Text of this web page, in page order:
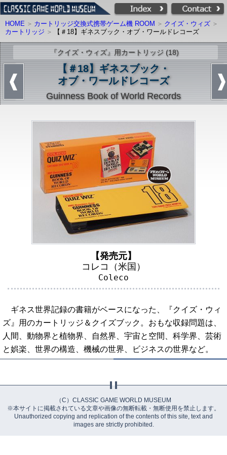
HOME カートリッジ交換式携帯ゲーム機 ROOM
クイズ・ウィズ
カートリッジ
【＃18】ギネスブック・オブ・ワールドレコーズ
『クイズ・ウィズ』用カートリッジ (18)
【＃18】ギネスブック・
オブ・ワールドレコーズ
Guinness Book of World Records
【発売元】
コレコ（米国）
Coleco
ギネス世界記録の書籍がベースになった、『クイズ・ウィ
ズ』用のカートリッジ＆クイズブック。おもな収録問題は、
人間、動物界と植物界、自然界、宇宙と空間、科学界、芸術
と娯楽、世界の構造、機械の世界、ビジネスの世界など。
（C）CLASSIC GAME WORLD MUSEUM
※本サイトに掲載されている文章や画像の無断転載・無断使用を禁止します。
Unauthorized copying and replication of the contents of this site, text and
images are strictly prohibited.